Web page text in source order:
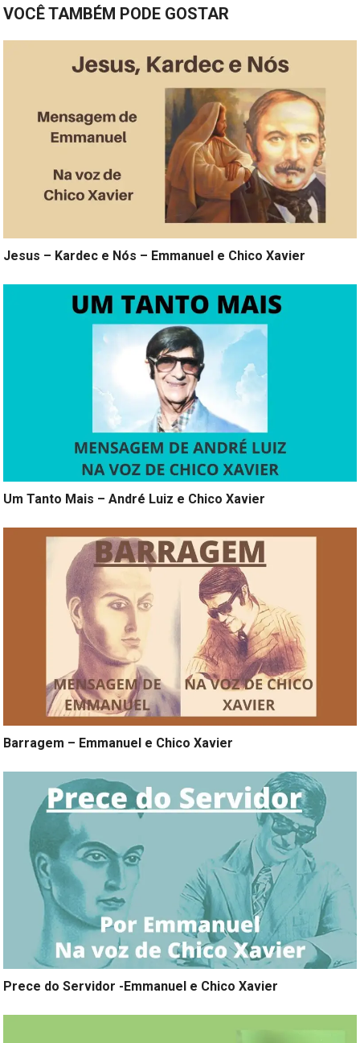
VOCÊ TAMBÉM PODE GOSTAR
Jesus – Kardec e Nós – Emmanuel e Chico Xavier
Um Tanto Mais – André Luiz e Chico Xavier
Barragem – Emmanuel e Chico Xavier
Prece do Servidor -Emmanuel e Chico Xavier